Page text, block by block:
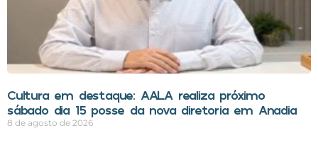
Cultura em destaque: AALA realiza próximo
sábado dia 15 posse da nova diretoria em Anadia
8 de agosto de 2026